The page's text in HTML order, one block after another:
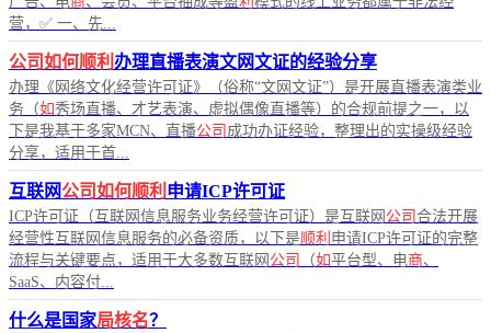
营，✅ 一、先...
公司如何顺利 办理直播表演文网文证的经验分享
办理《网络文化经营许可证》（俗称“文网文证”）是开展直播表演类业
务（如秀场直播、才艺表演、虚拟偶像直播等）的合规前提之一，以
下是我基于多家MCN、直播公司 成功办证经验，整理出的实操级经验
分享，适用于首...
互联网公司如何顺利 申请ICP许可证
ICP许可证（互联网信息服务业务经营许可证）是互联网 公司合法开展
经营性互联网信息服务的必备资质，以下是顺利 申请ICP许可证的完整
流程与关键要点，适用于大多数互联网 公司 （如平台型、电商、
SaaS、内容付...
什么是国家局核名？